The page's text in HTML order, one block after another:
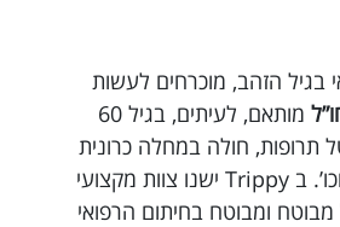
בגיל הזהב, מוכרחים לעשות
מותאם, לעיתים, בגיל 60
תרופות, חולה במחלה כרונית
חלילה, לחץ דם וכו’. ב Trippy ישנו צוות מקצועי
ומבוטח בחיתום הרפואי